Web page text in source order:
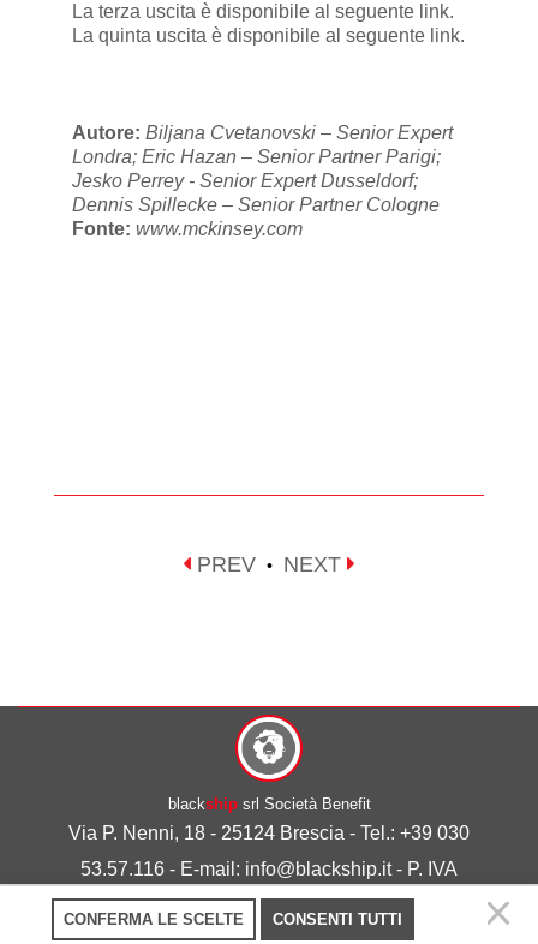
La terza uscita è disponibile al seguente link.
La quinta uscita è disponibile al seguente link.
Autore: Biljana Cvetanovski – Senior Expert
Londra; Eric Hazan – Senior Partner Parigi;
Jesko Perrey - Senior Expert Dusseldorf;
Dennis Spillecke – Senior Partner Cologne
Fonte: www.mckinsey.com
PREV • NEXT
blackshipsrl Società Benefit
Via P. Nenni, 18 - 25124 Brescia - Tel.: +39 030
53.57.116 - E-mail: info@blackship.it - P. IVA
03492980986
CONFERMA LE SCELTE CONSENTI TUTTI